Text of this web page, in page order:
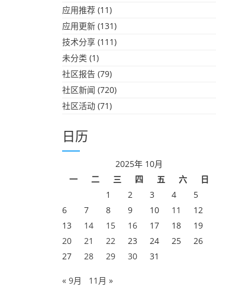
应用推荐 (11)
应用更新 (131)
技术分享 (111)
未分类 (1)
社区报告 (79)
社区新闻 (720)
社区活动 (71)
日历
2025年 10月
一
二 三 四 五 六
日
1
2 3 4
5
6
7 8 9 10 11
12
13
14 15 16 17 18
19
20
21 22 23 24 25
26
27
28 29 30 31
« 9月 11月 »